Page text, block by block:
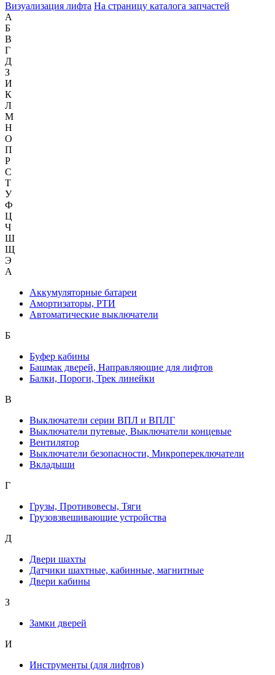
Визуализация лифта На страницу каталога запчастей
А
Б
В
Г
Д
З
И
К
Л
М
Н
О
П
Р
С
Т
У
Ф
Ц
Ч
Ш
Щ
Э
А
Аккумуляторные батареи
Амортизаторы, РТИ
Автоматические выключатели
Б
Буфер кабины
Башмак дверей, Направляющие для лифтов
Балки, Пороги, Трек линейки
В
Выключатели серии ВПЛ и ВПЛГ
Выключатели путевые, Выключатели концевые
Вентилятор
Выключатели безопасности, Микропереключатели
Вкладыши
Г
Грузы, Противовесы, Тяги
Грузовзвешивающие устройства
Д
Двери шахты
Датчики шахтные, кабинные, магнитные
Двери кабины
З
Замки дверей
И
Инструменты (для лифтов)